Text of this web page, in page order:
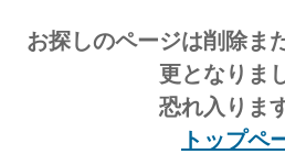
お探しのページは削除ま
更となりま
恐れ入りま
トップペ